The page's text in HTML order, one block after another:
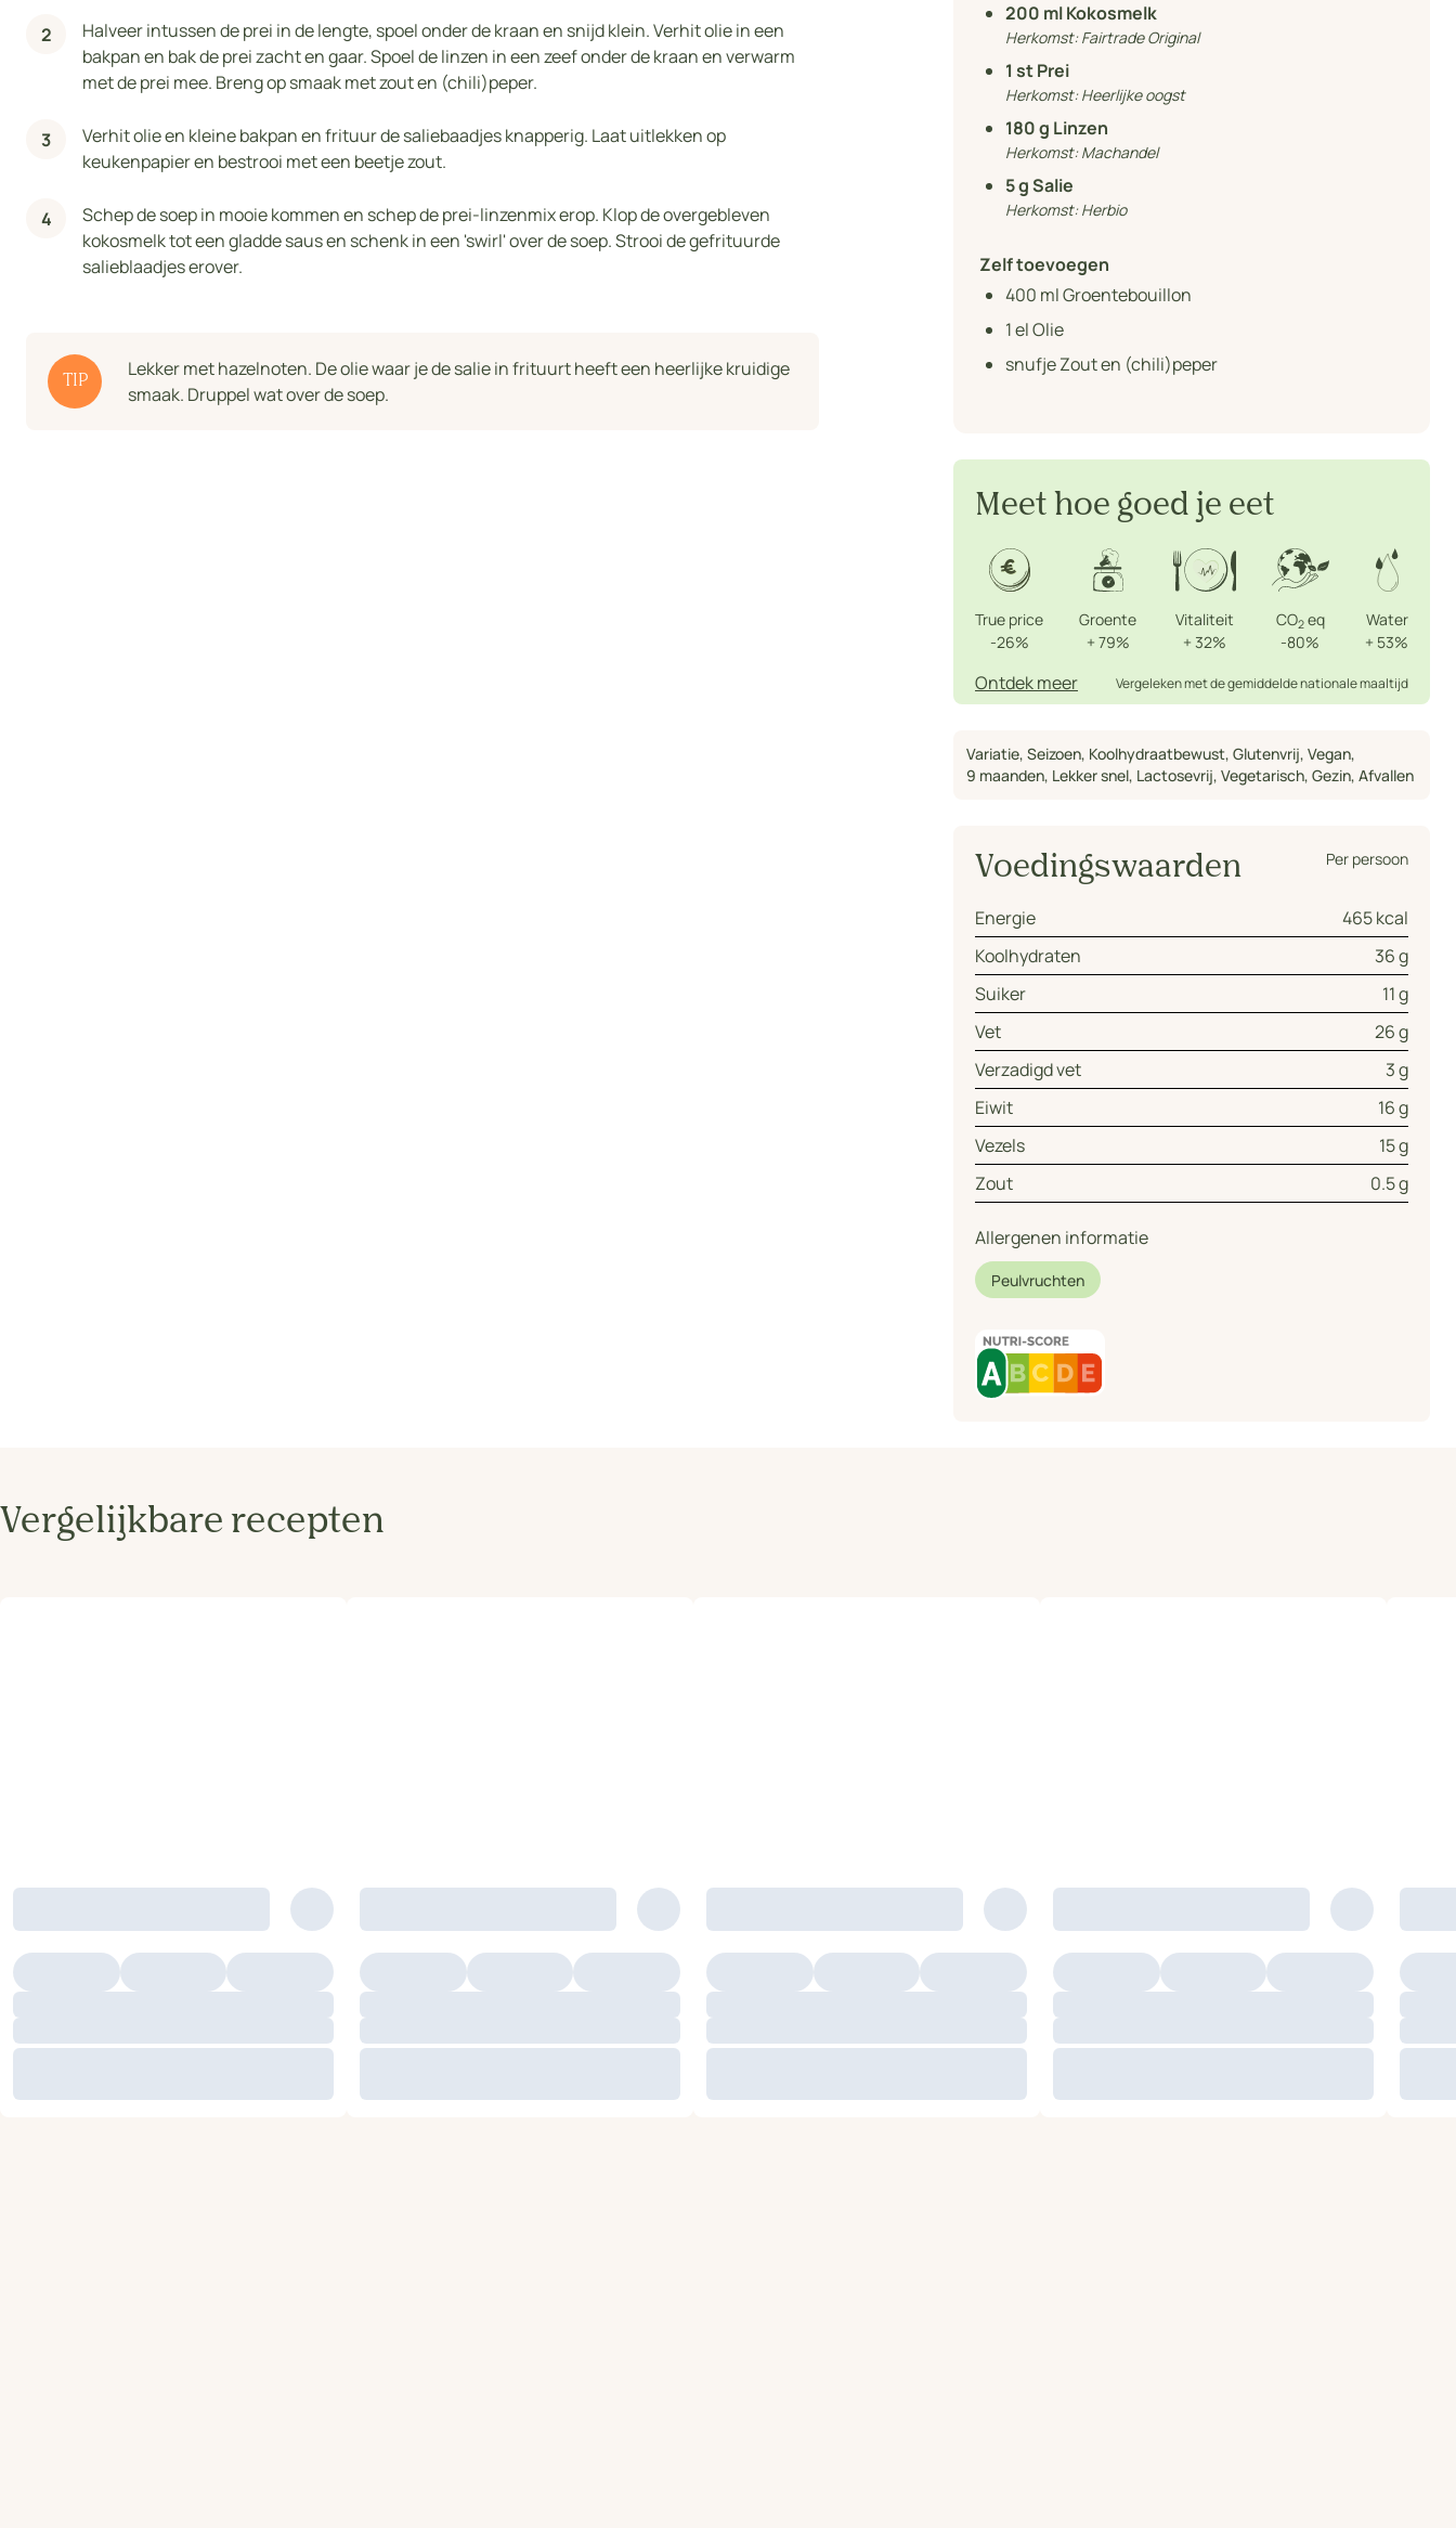
Halveer intussen de prei in de lengte, spoel onder de kraan en snijd klein. Verhit olie in een
bakpan en bak de prei zacht en gaar. Spoel de linzen in een zeef onder de kraan en verwarm
met de prei mee. Breng op smaak met zout en (chili)peper.
Verhit olie en kleine bakpan en frituur de saliebaadjes knapperig. Laat uitlekken op
keukenpapier en bestrooi met een beetje zout.
Schep de soep in mooie kommen en schep de prei-linzenmix erop. Klop de overgebleven
kokosmelk tot een gladde saus en schenk in een 'swirl' over de soep. Strooi de gefrituurde
salieblaadjes erover.
TIP
Lekker met hazelnoten. De olie waar je de salie in frituurt heeft een heerlijke kruidige
smaak. Druppel wat over de soep.
200 ml Kokosmelk
Herkomst:Fairtrade Original
1 st Prei
Herkomst:Heerlijke oogst
180g Linzen
Herkomst:Machandel
5g Salie
Herkomst:Herbio
Zelf toevoegen
400 ml Groentebouillon
1el Olie
snufje Zout en (chili)peper
Meet hoe goed je eet
True price
-26%
Groente
+ 79%
Vitaliteit
+ 32%
CO2eq
-80%
Water
+ 53%
Ontdek meer Vergeleken met de gemiddelde nationale maaltijd
Variatie, Seizoen, Koolhydraatbewust, Glutenvrij, Vegan,
9 maanden, Lekker snel, Lactosevrij, Vegetarisch, Gezin, Afvallen
Voedingswaarden Per persoon
Energie
465 kcal
Koolhydraten
36 g
Suiker
11 g
Vet
26 g
Verzadigd vet
3 g
Eiwit
16 g
Vezels
15 g
Zout
0.5 g
Allergenen informatie
Peulvruchten
Vergelijkbare recepten